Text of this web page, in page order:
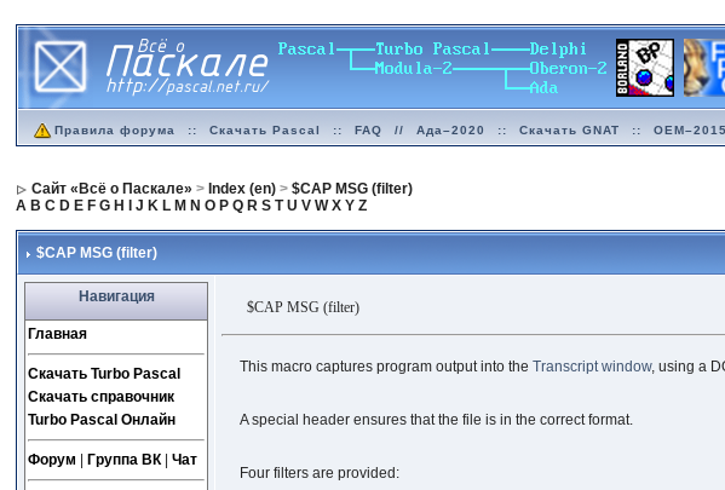
Правила форума :: Скачать Pascal :: FAQ // Ада–2020 :: Скачать GNAT :: OEM–2015
Сайт «Всё о Паскале» > Index (en) >$CAP MSG (filter)
A B C D E F G H J K L M N O P Q R S T U V W X Y Z
$CAP MSG (filter)
Навигация
Главная
Скачать Turbo Pascal
Скачать справочник
Turbo Pascal Онлайн
Форум Группа ВК|Чат
$CAP MSG (filter)
This macro captures program output into theTranscript window, using a
A special header ensures that the file is in the correct format.
Four filters are provided: